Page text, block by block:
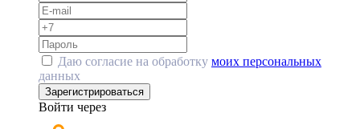
Даю согласие на обработку моих персональных
данных
Зарегистрироваться
Войти через